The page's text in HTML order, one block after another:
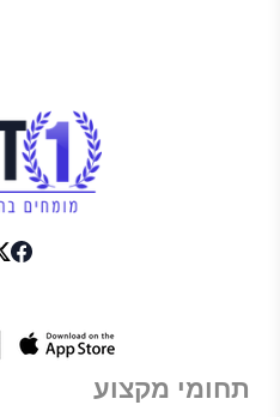
תחומי מקצוע